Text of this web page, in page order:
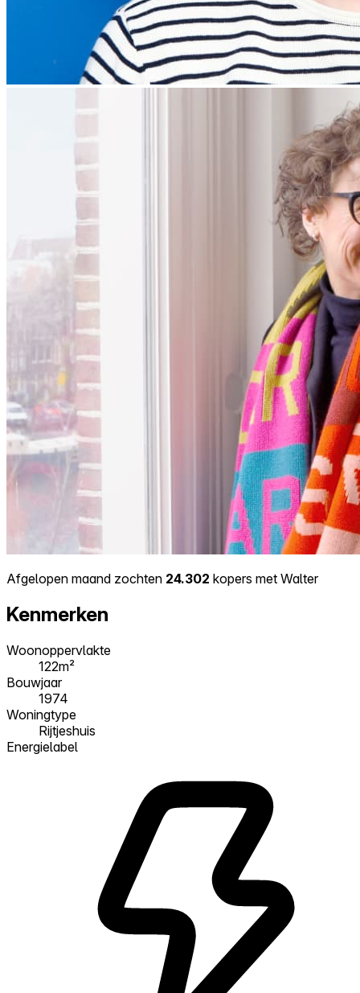
Afgelopen maand zochten 24.302 kopers met Walter
Kenmerken
Woonoppervlakte
122m²
Bouwjaar
1974
Woningtype
Rijtjeshuis
Energielabel